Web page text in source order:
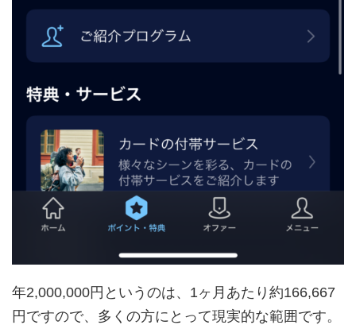
年2,000,000円というのは、1ヶ月あたり約166,667
円ですので、多くの方にとって現実的な範囲です。